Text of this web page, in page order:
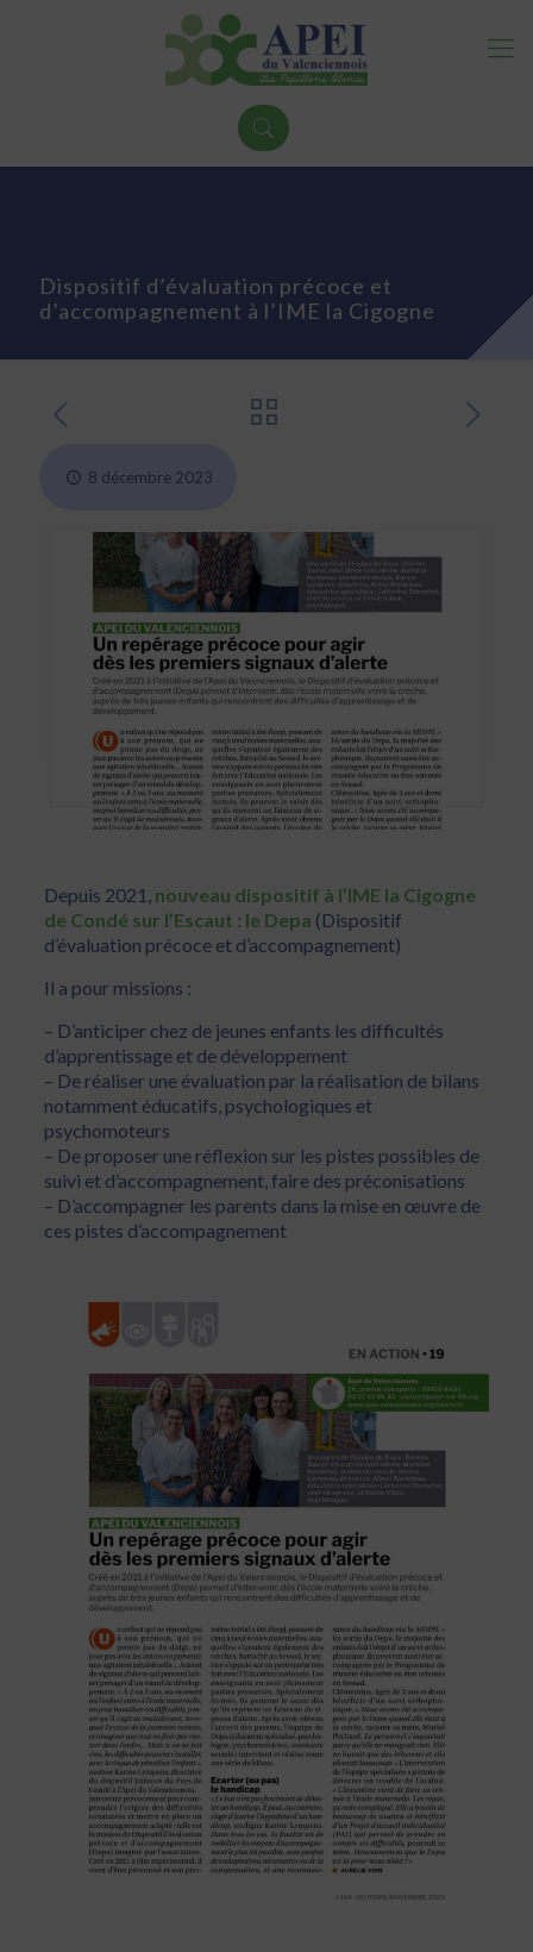
Dispositif d’évaluation précoce et
d’accompagnement à l’IME la Cigogne
8 décembre 2023
Depuis 2021, nouveau dispositif à l’IME la Cigogne
de Condé sur l’Escaut : le Depa (Dispositif
d’évaluation précoce et d’accompagnement)
Il a pour missions :
– D’anticiper chez de jeunes enfants les difficultés
d’apprentissage et de développement
– De réaliser une évaluation par la réalisation de bilans
notamment éducatifs, psychologiques et
psychomoteurs
– De proposer une réflexion sur les pistes possibles de
suivi et d’accompagnement, faire des préconisations
– D’accompagner les parents dans la mise en œuvre de
ces pistes d’accompagnement